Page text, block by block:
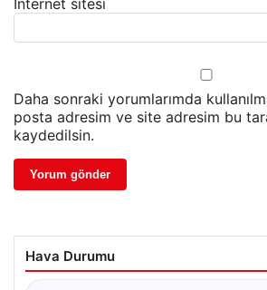
İnternet sitesi
Daha sonraki yorumlarımda
posta adresim ve site adresim bu
kaydedilsin.
Hava Durumu